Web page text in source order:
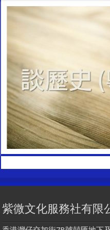
紫微文化服務社有限